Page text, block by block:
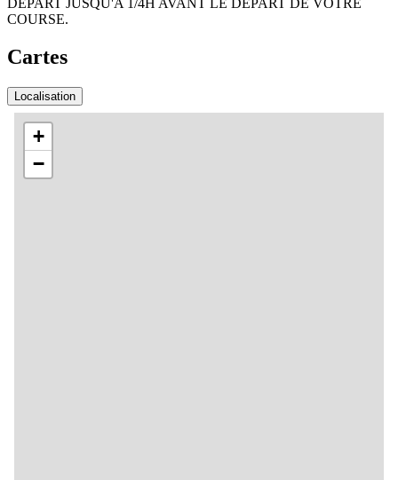
DEPART JUSQU'A 1/4H AVANT LE DEPART DE VOTRE
COURSE.
Cartes
Localisation